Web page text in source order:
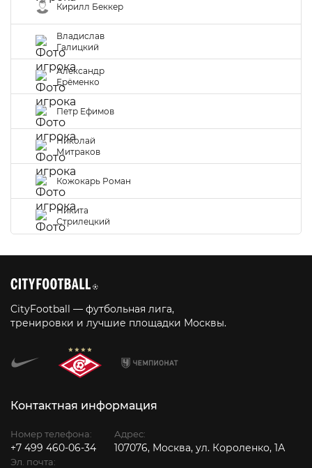
Кирилл Беккер
Владислав
Галицкий
Александр
Ерёменко
Петр Ефимов
Николай
Митраков
Кожокарь Роман
Никита
Стрилецкий
CityFootball — футбольная лига,
тренировки и лучшие площадки Москвы.
Контактная информация
Номер телефона:
+7 499 460-06-34
Эл. почта:
Адрес:
107076, Москва, ул. Короленко, 1А